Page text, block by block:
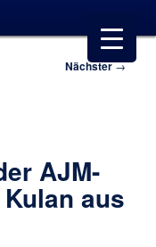
Nächster→
AJM-
aus